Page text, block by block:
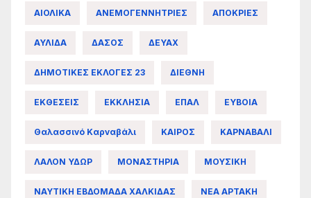
ΑΙΟΛΙΚΑ ΑΝΕΜΟΓΕΝΝΗΤΡΙΕΣ ΑΠΟΚΡΙΕΣ
ΑΥΛΙΔΑ ΔΑΣΟΣ ΔΕΥΑΧ
ΔΗΜΟΤΙΚΕΣ ΕΚΛΟΓΕΣ 23 ΔΙΕΘΝΗ
ΕΚΘΕΣΕΙΣ ΕΚΚΛΗΣΙΑ ΕΠΑΛ ΕΥΒΟΙΑ
Θαλασσινό Καρναβάλι ΚΑΙΡΟΣ ΚΑΡΝΑΒΑΛΙ
ΛΑΛΟΝ ΥΔΩΡ ΜΟΝΑΣΤΗΡΙΑ ΜΟΥΣΙΚΗ
ΝΑΥΤΙΚΗ ΕΒΔΟΜΑΔΑ ΧΑΛΚΙΔΑΣ ΝΕΑ ΑΡΤΑΚΗ